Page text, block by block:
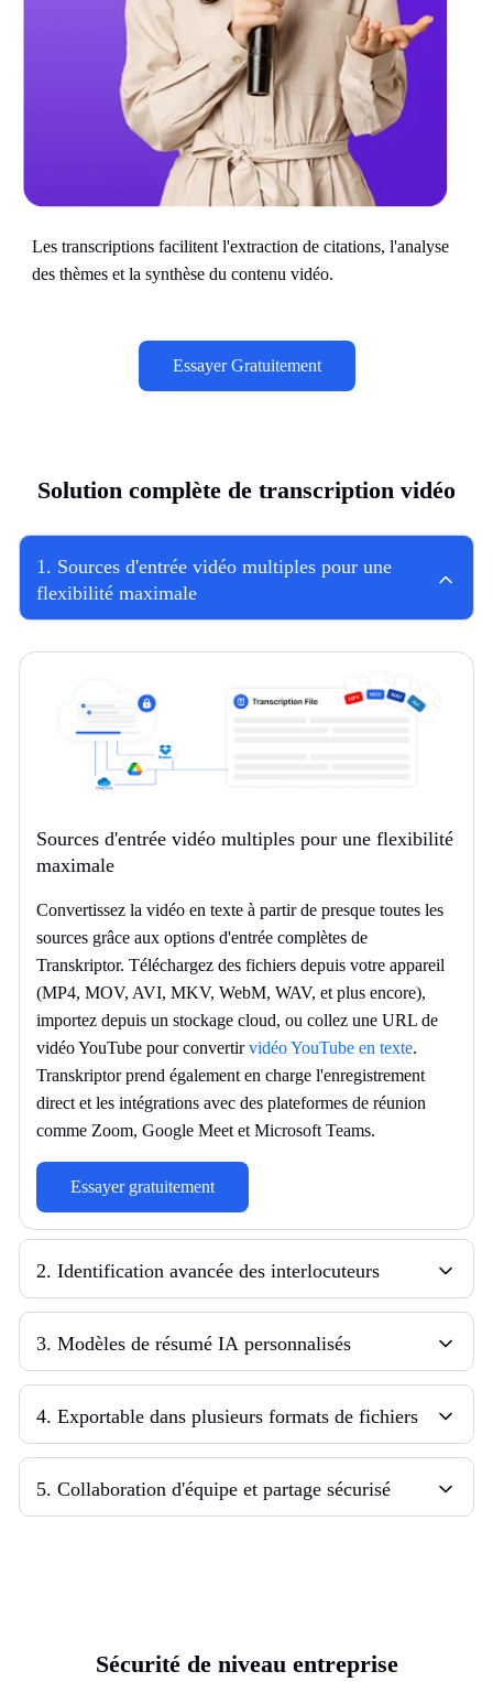
Les transcriptions facilitent l'extraction de citations, l'analyse
des thèmes et la synthèse du contenu vidéo.
Essayer Gratuitement
Solution complète de transcription vidéo
1 . Sources d'entrée vidéo multiples pour une
flexibilité maximale
Sources d'entrée vidéo multiples pour une flexibilité
maximale
Convertissez la vidéo en texte à partir de presque toutes les
sources grâce aux options d'entrée complètes de
Transkriptor. Téléchargez des fichiers depuis votre appareil
(MP4, MOV, AVI, MKV, WebM, WAV, et plus encore),
importez depuis un stockage cloud, ou collez une URL de
vidéo YouTube pour convertirvidéo YouTube en texte.
Transkriptor prend également en charge l'enregistrement
direct et les intégrations avec des plateformes de réunion
comme Zoom, Google Meet et Microsoft Teams.
Essayer gratuitement
2. Identification avancée des interlocuteurs
3. Modèles de résumé IA personnalisés
4. Exportable dans plusieurs formats de fichiers
5. Collaboration d'équipe et partage sécurisé
Sécurité de niveau entreprise